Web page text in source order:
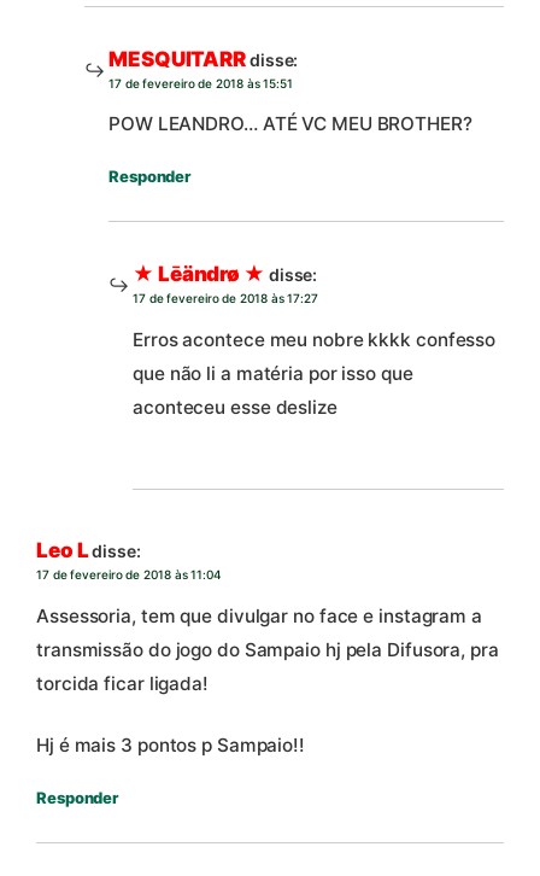
MESQUITARRdisse:
17 de fevereiro de 2018 às 15:51
POW LEANDRO… ATÉ VC MEU BROTHER?
Responder
★ Lēändrø ★ disse:
17 de fevereiro de 2018 às 17:27
Erros acontece meu nobre kkkk confesso
que não li a matéria por isso que
aconteceu esse deslize
Leo Ldisse:
17 de fevereiro de 2018 às 11:04
Assessoria, tem que divulgar no face e instagram a
transmissão do jogo do Sampaio hj pela Difusora, pra
torcida ficar ligada!
Hj é mais 3 pontos p Sampaio!!
Responder